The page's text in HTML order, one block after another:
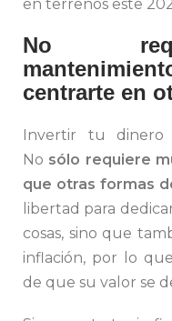
en terrenos este
No
centrarte en
Invertir tu dinero
No sólo requiere
que otras formas
libertad para
cosas, sino que
inflación, por lo
de que su valor se